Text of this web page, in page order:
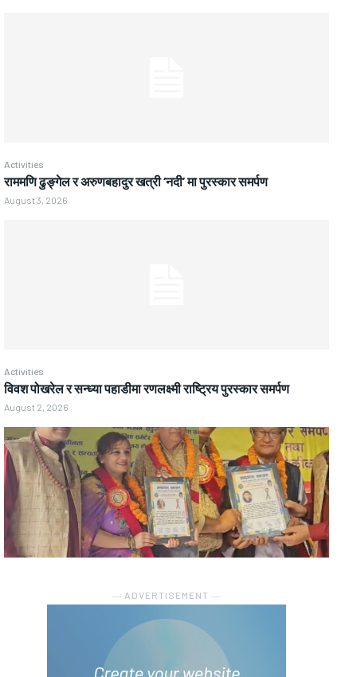
Activities
राममणि ढुङ्गेल र अरुणबहादुर खत्री ‘नदी’ मा पुरस्कार समर्पण
August 3, 2026
Activities
विवश पोखरेल र सन्ध्या पहाडीमा रणलक्ष्मी राष्ट्रिय पुरस्कार समर्पण
August 2, 2026
― ADVERTISEMENT ―